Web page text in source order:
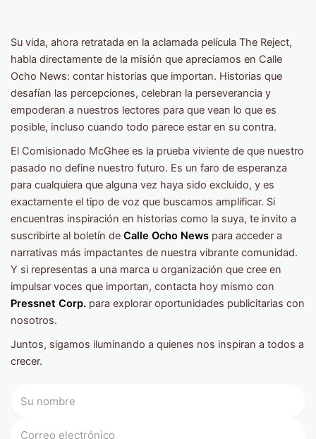
Su vida, ahora retratada en la aclamada película The Reject,
habla directamente de la misión que apreciamos en Calle
Ocho News: contar historias que importan. Historias que
desafían las percepciones, celebran la perseverancia y
empoderan a nuestros lectores para que vean lo que es
posible, incluso cuando todo parece estar en su contra.
El Comisionado McGhee es la prueba viviente de que nuestro
pasado no define nuestro futuro. Es un faro de esperanza
para cualquiera que alguna vez haya sido excluido, y es
exactamente el tipo de voz que buscamos amplificar. Si
encuentras inspiración en historias como la suya, te invito a
suscribirte al boletín de Calle Ocho News para acceder a
narrativas más impactantes de nuestra vibrante comunidad.
Y si representas a una marca u organización que cree en
impulsar voces que importan, contacta hoy mismo con
Pressnet Corp. para explorar oportunidades publicitarias con
nosotros.
Juntos, sigamos iluminando a quienes nos inspiran a todos a
crecer.